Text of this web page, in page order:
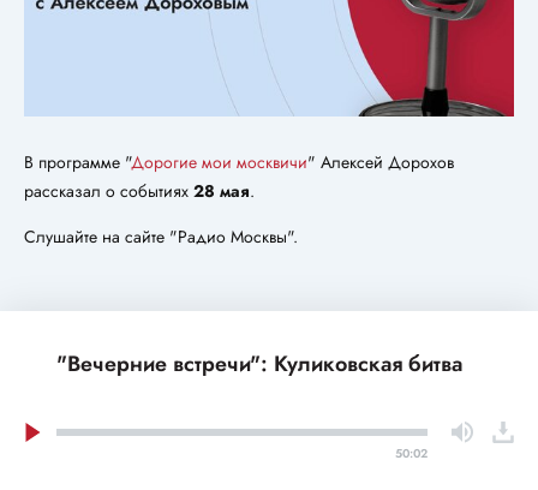
В программе "Дорогие мои москвичи" Алексей Дорохов
рассказал о событиях 28 мая.
Слушайте на сайте "Радио Москвы".
"Вечерние встречи": Куликовская битва
50:02